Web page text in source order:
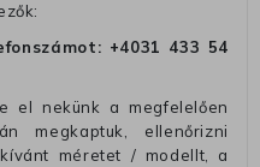
+4031 433 54
el nekünk a megfelelően
megkaptuk, ellenőrizni
méretet / modellt, a